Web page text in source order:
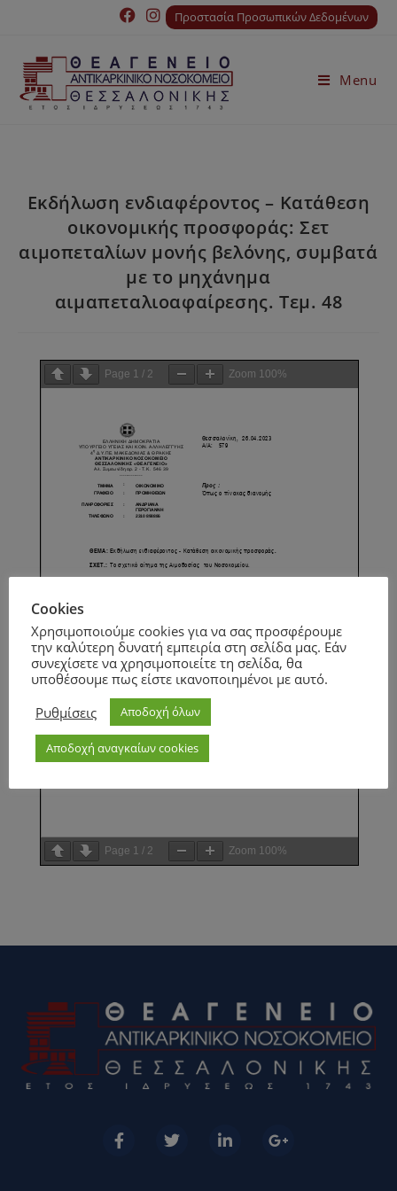
Προστασία Προσωπικών Δεδομένων
Menu
Εκδήλωση ενδιαφέροντος – Κατάθεση
οικονομικής προσφοράς: Σετ
αιμοπεταλίων μονής βελόνης, συμβατά
με το μηχάνημα
αιμαπεταλιοαφαίρεσης. Τεμ. 48
Page 1 / 2 Zoom 100%
Page 1 / 2 Zoom 100%
Cookies
Χρησιμοποιούμε cookies για να σας προσφέρουμε
την καλύτερη δυνατή εμπειρία στη σελίδα μας. Εάν
συνεχίσετε να χρησιμοποιείτε τη σελίδα, θα
υποθέσουμε πως είστε ικανοποιημένοι με αυτό.
Ρυθμίσεις
Αποδοχή όλων
Αποδοχή αναγκαίων cookies